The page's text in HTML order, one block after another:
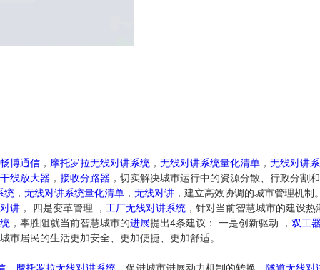
畅博通信 ， 摩托罗拉无线对讲系统 ， 无线对讲系统量化清单 ， 无线对讲
干线放大器 ， 接收分路器 ，切实解决城市运行中的资源分散、行政分割
统 ， 无线对讲系统量化清单 ， 无线对讲 ，建立高效协调的城市管理机制
讲 ， 四是变革管理 ， 工厂无线对讲系统 ，针对当前智慧城市的建设热
，辜胜阻就当前智慧城市的进展提出4条建议： 一是创新驱动 ， 双工
市居民的生活更加安全、更加便捷、更加舒适。
摩托罗拉无线对讲系统 ，促进城市进展动力机制的转换， 隧道无线对